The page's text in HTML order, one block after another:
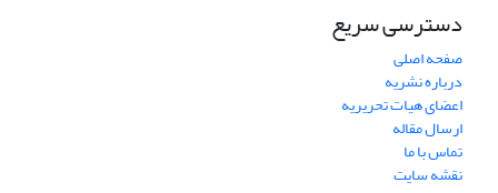
دسترسی سریع
صفحه اصلی
درباره نشریه
اعضای هیات تحریریه
ارسال مقاله
تماس با ما
نقشه سایت